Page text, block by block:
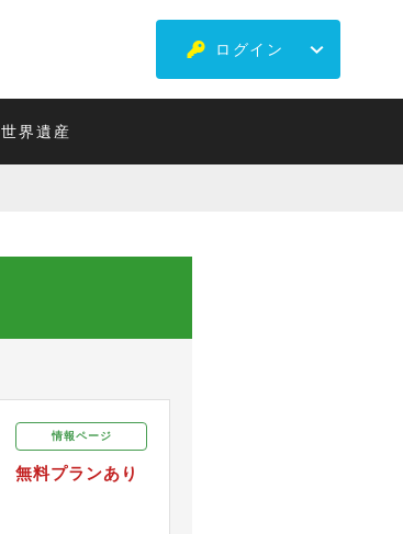
ログイン
世界遺産
情報ページ
無料プランあり